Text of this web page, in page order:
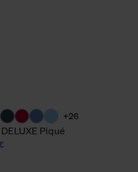
+26
Piqué